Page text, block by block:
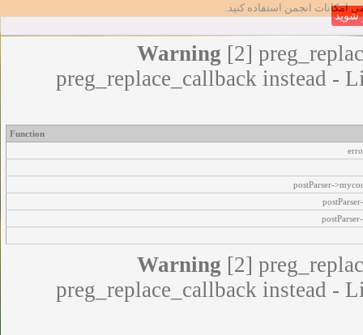
امکانات انجمن استفاده کنید.
Warning [2]
preg_replace_callback instead -
Function
postParser-
Warning [2]
preg_replace_callback instead -